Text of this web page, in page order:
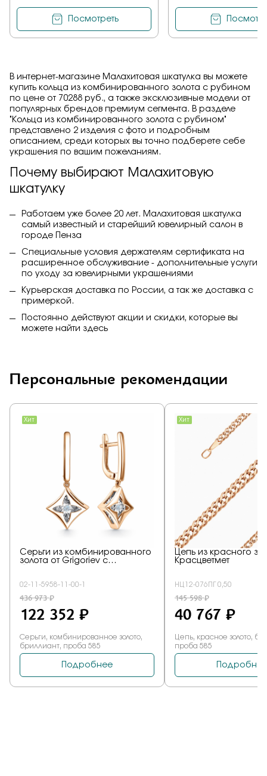
Посмотреть
В интернет-магазине Малахитовая шкатулка вы можете
купить кольца из комбинированного золота с рубином
по цене от 70288 руб., а также эксклюзивные модели от
популярных брендов премиум сегмента. В разделе
"Кольца из комбинированного золота с рубином"
представлено 2 изделия с фото и подробным
описанием, среди которых вы точно подберете себе
украшения по вашим пожеланиям.
Почему выбирают Малахитовую
шкатулку
Работаем уже более 20 лет. Малахитовая шкатулка
самый известный и старейший ювелирный салон в
городе Пенза
Специальные условия держателям сертификата на
расширенное обслуживание - дополнительные услуги
по уходу за ювелирными украшениями
Курьерская доставка по России, а так же доставка с
примеркой.
Постоянно действуют акции и скидки, которые вы
можете найти здесь
Персональные рекомендации